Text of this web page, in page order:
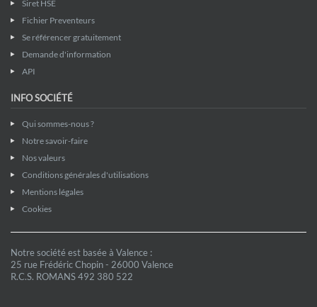
Siret HSE
Fichier Preventeurs
Se référencer gratuitement
Demande d'information
API
INFO SOCIÉTÉ
Qui sommes-nous ?
Notre savoir-faire
Nos valeurs
Conditions générales d'utilisations
Mentions légales
Cookies
Notre société est basée à Valence :
25 rue Frédéric Chopin - 26000 Valence
R.C.S. ROMANS 492 380 522